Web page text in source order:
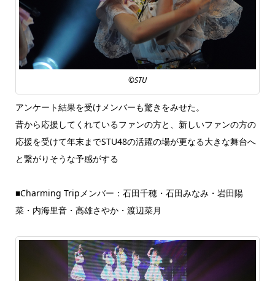
©STU
アンケート結果を受けメンバーも驚きをみせた。
昔から応援してくれているファンの方と、新しいファンの方の
応援を受けて年末までSTU48の活躍の場が更なる大きな舞台へ
と繋がりそうな予感がする
■Charming Tripメンバー：石田千穂・石田みなみ・岩田陽
菜・内海里音・高雄さやか・渡辺菜月